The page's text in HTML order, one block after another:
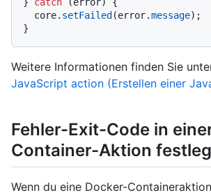
} catch (error) {
  core.
setFailed (error.message);
Weitere Informationen finden Sie
JavaScript action (Erstellen einer
Fehler-Exit-Code in
Container-Aktion
Wenn du eine Docker-